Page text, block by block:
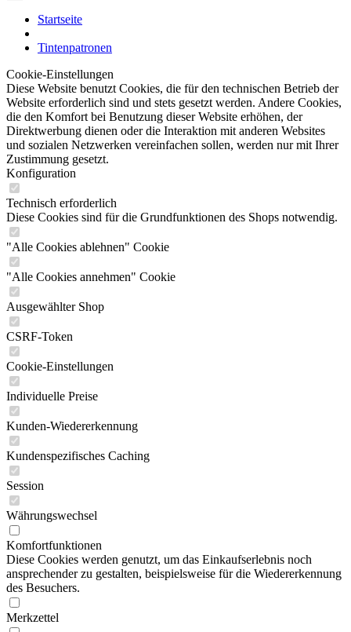
Startseite
Tintenpatronen
Cookie-Einstellungen
Diese Website benutzt Cookies, die für den technischen Betrieb der
Website erforderlich sind und stets gesetzt werden. Andere Cookies,
die den Komfort bei Benutzung dieser Website erhöhen, der
Direktwerbung dienen oder die Interaktion mit anderen Websites
und sozialen Netzwerken vereinfachen sollen, werden nur mit Ihrer
Zustimmung gesetzt.
Konfiguration
Technisch erforderlich
Diese Cookies sind für die Grundfunktionen des Shops notwendig.
"Alle Cookies ablehnen" Cookie
"Alle Cookies annehmen" Cookie
Ausgewählter Shop
CSRF-Token
Cookie-Einstellungen
Individuelle Preise
Kunden-Wiedererkennung
Kundenspezifisches Caching
Session
Währungswechsel
Komfortfunktionen
Diese Cookies werden genutzt, um das Einkaufserlebnis noch
ansprechender zu gestalten, beispielsweise für die Wiedererkennung
des Besuchers.
Merkzettel